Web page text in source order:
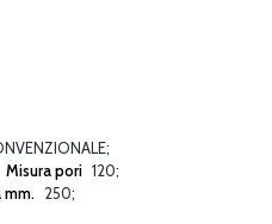
Misura pori 120
mm.
250